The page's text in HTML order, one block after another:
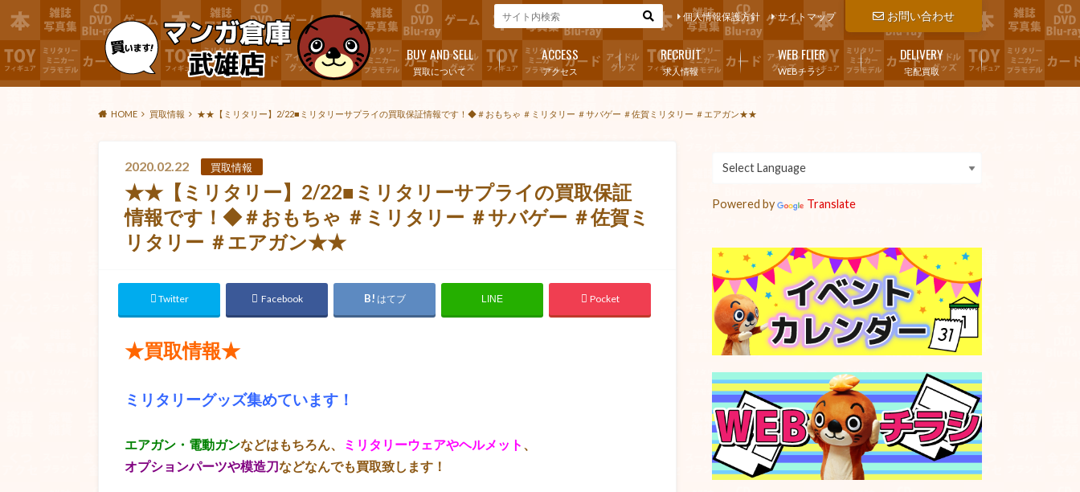
お問い合わせ
個人情報保護方針 サイトマップ
買取について
BUY AND SELL
アクセス
ACCESS
求人情報
RECRUIT
WEBチラシ
WEB FLIER
宅配買取
DELIVERY
HOME 買取情報 ★★【ミリタリー】2/22■ミリタリーサプライの買取保証情報です！◆＃おもちゃ ＃ミリタリー ＃サバゲー ＃佐賀ミリタリー ＃エアガン★★
2020.02.22 買取情報
★★【ミリタリー】2/22■ミリタリーサプライの買取保証
情報です！◆＃おもちゃ ＃ミリタリー ＃サバゲー ＃佐賀ミ
リタリー ＃エアガン★★
Twitter Facebook はてブ LINE Pocket
★買取情報★
ミリタリーグッズ集めています！
エアガン・電動ガンなどはもちろん、 ミリタリーウェアやヘルメット
オプションパーツや模造刀などなんでも買取致します！
Powered by Translate